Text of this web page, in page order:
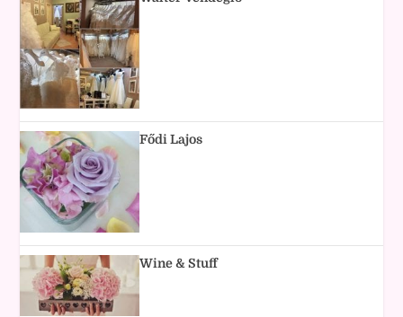
Fődi Lajos
Wine & Stuff